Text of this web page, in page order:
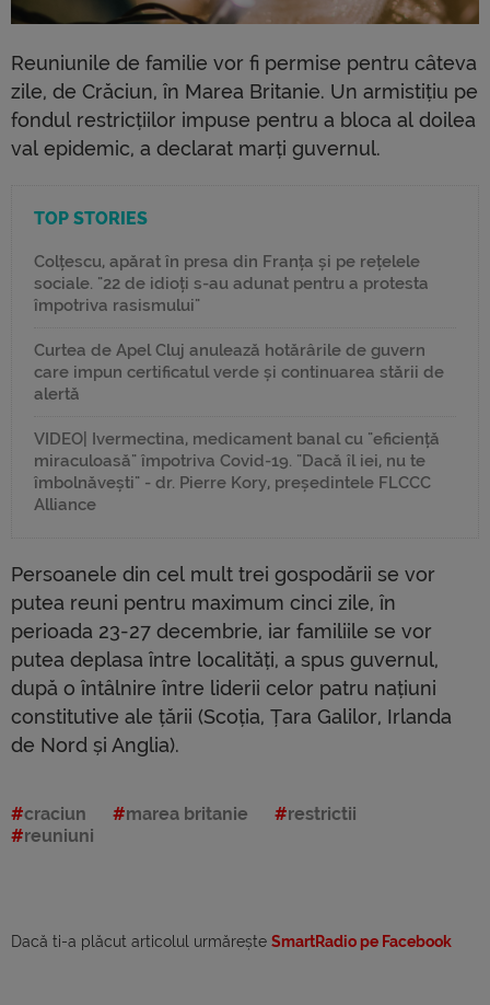
Reuniunile de familie vor fi permise pentru câteva
zile, de Crăciun, în Marea Britanie. Un armistițiu pe
fondul restricțiilor impuse pentru a bloca al doilea
val epidemic, a declarat marți guvernul.
TOP STORIES
Colțescu, apărat în presa din Franța și pe rețelele
sociale. "22 de idioți s-au adunat pentru a protesta
împotriva rasismului"
Curtea de Apel Cluj anulează hotărârile de guvern
care impun certificatul verde și continuarea stării de
alertă
VIDEO| Ivermectina, medicament banal cu "eficiență
miraculoasă" împotriva Covid-19. "Dacă îl iei, nu te
îmbolnăvești" - dr. Pierre Kory, președintele FLCCC
Alliance
Persoanele din cel mult trei gospodării se vor
putea reuni pentru maximum cinci zile, în
perioada 23-27 decembrie, iar familiile se vor
putea deplasa între localități, a spus guvernul,
după o întâlnire între liderii celor patru națiuni
constitutive ale țării (Scoția, Țara Galilor, Irlanda
de Nord și Anglia).
craciun marea britanie
restrictii
reuniuni
Dacă ti-a plăcut articolul urmărește SmartRadio pe Facebook